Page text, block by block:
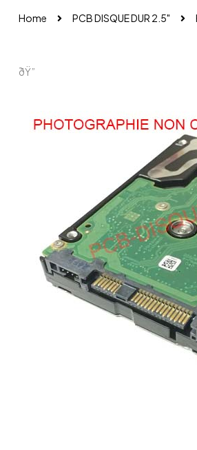
Home PCB DISQUE DUR 2.5"
ðŸ”